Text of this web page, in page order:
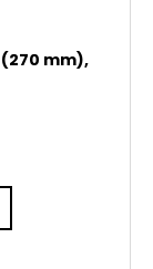
mm),